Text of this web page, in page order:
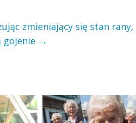
zmieniający się stan rany,
gojenie →